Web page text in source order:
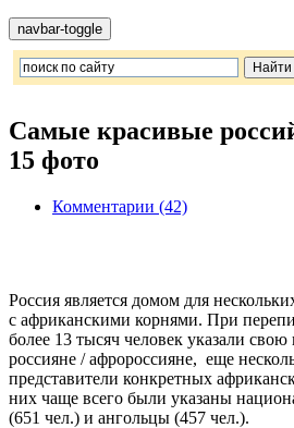
navbar-toggle
Самые красивые
15 фото
Комментарии (42)
Россия является домом для
с африканскими корнями. При
более 13 тысяч человек указали
россияне / афророссияне, еще
представители конкретных
них чаще всего были указаны
(651 чел.) и ангольцы (457 чел.).